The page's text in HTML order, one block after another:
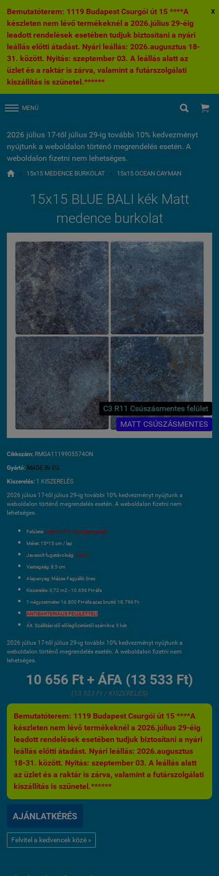
Bemutatóterem: 1119 Budapest Csurgói út 15 ****A
készleten nem lévő termékeknél a 2026.július 29-éig
leadott rendelések esetében tudjuk biztosítani a nyári
leállás előtti átadást. Nyári leállás: 2026.augusztus 18-
31. között. Nyitás: szeptember 03. A leállás alatt az
üzlet és a raktár is zárva, valamint a futárszolgálati
kiszállítás is szünetel.******
X
MENÜ  
2026 július 17-től július 29-ig további 10% kedvezményt
nyújtunk a weboldalon történő megrendelés esetén. A
weboldalon fizetni nem lehetséges.
 » 15x15 MEDENCE BURKOLAT » 15x15 OCEAN CAYMAN
15x15 BLUE BALI kék Matt
medence burkolat
C3 R11 Csúszásmentes felület
MATT CSÚSZÁSMENTES
Cikkszám: RMGA1119905574ON
Gyártó: MADE IN EU.
Kiszerelés: 1 KISZERELÉS
2026 július 17-től július 29-ig további 10% kedvezményt nyújtunk a
weboldalon történő megrendelés esetén. A weboldalon fizetni nem
lehetséges.
Felülete:matt C3 R11 csúszásmentes
Méret: 15*15 cm / lap
Javasolt fugatávolság:3 mm
Vastagság: 8,5 cm
Alapanyag: Mázas Fagyálló Gres
Kiszerelés: 0,72 m2 - 10.656 Ft+áfa
1 négyzetméter 14.800 Ft+áfa azaz bruttó 18.796 Ft
ANTIBAKTERIÁLIS FELÜLETTEL!
Ált. Szállítási idő előlegfizetéstől számítva: 3 hét
2026 július 17-től július 29-ig további 10% kedvezményt nyújtunk a
weboldalon történő megrendelés esetén. A weboldalon fizetni nem
lehetséges.
10 656 Ft + ÁFA (13 533 Ft)
(13 533 Ft / KISZERELÉS)
Bemutatóterem: 1119 Budapest Csurgói út 15 ****A
készleten nem lévő termékeknél a 2026.július 29-éig
leadott rendelések esetében tudjuk biztosítani a nyári
leállás előtti átadást. Nyári leállás: 2026.augusztus
18-31. között. Nyitás: szeptember 03. A leállás alatt
az üzlet és a raktár is zárva, valamint a futárszolgálati
kiszállítás is szünetel.******
AJÁNLATKÉRÉS
Felvitel a kedvencek közé »